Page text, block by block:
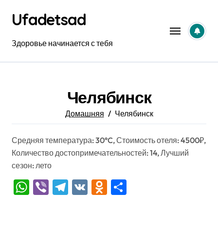
содержанию
Ufadetsad
Здоровье начинается с тебя
Челябинск
Домашняя Челябинск
Средняя температура: 30°C, Стоимость отеля: 4500₽,
Количество достопримечательностей: 14, Лучший
сезон: лето
WhatsApp
ViberTelegram
VK Odnoklassniki